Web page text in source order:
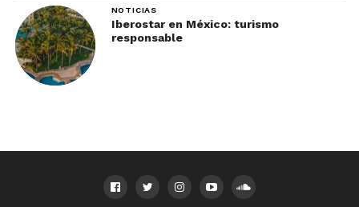
NOTICIAS
Iberostar en México: turismo
responsable